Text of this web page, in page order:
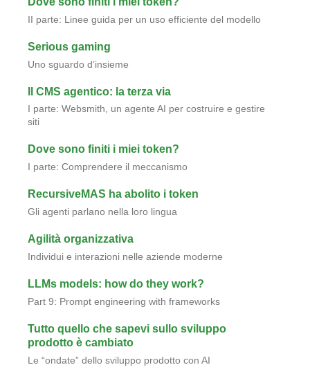
II parte: Linee guida per un uso efficiente del modello
Serious gaming
Uno sguardo d’insieme
Il CMS agentico: la terza via
I parte: Websmith, un agente AI per costruire e gestire
siti
Dove sono finiti i miei token?
I parte: Comprendere il meccanismo
RecursiveMAS ha abolito i token
Gli agenti parlano nella loro lingua
Agilità organizzativa
Individui e interazioni nelle aziende moderne
LLMs models: how do they work?
Part 9: Prompt engineering with frameworks
Tutto quello che sapevi sullo sviluppo
prodotto è cambiato
Le “ondate” dello sviluppo prodotto con AI